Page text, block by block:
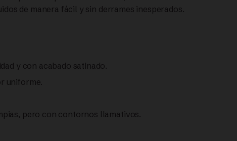
de manera fácil y sin derrames inesperados.
y con acabado satinado.
uniforme.
pero con contornos llamativos.